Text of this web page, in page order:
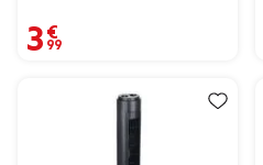
3,99 €